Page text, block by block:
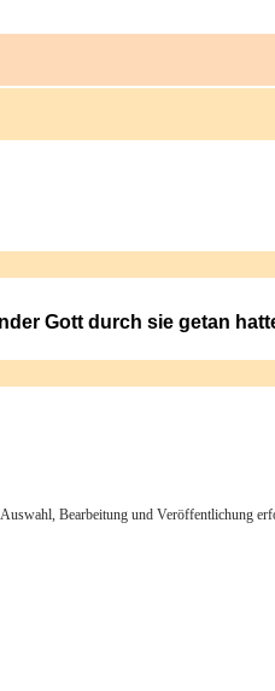
Gott durch sie getan
Bearbeitung und Veröffentlichung